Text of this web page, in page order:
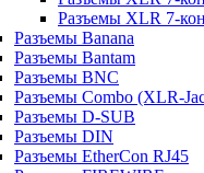
Разъемы XLR 7-
Разъемы Banana
Разъемы Bantam
Разъемы BNC
Разъемы Combo (XLR-
Разъемы D-SUB
Разъемы DIN
Разъемы EtherCon RJ45